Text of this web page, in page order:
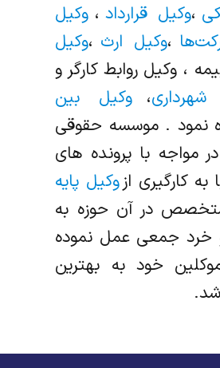
،وکیل قرارداد ، وکیل
،وکیل ارث ،وکیل
، وکیل روابط کارگر و
، وکیل بین
نمود . موسسه حقوقی
مواجه با پرونده های
کارگیری ازوکیل پایه
در آن حوزه به
جمعی عمل نموده
خود به بهترین